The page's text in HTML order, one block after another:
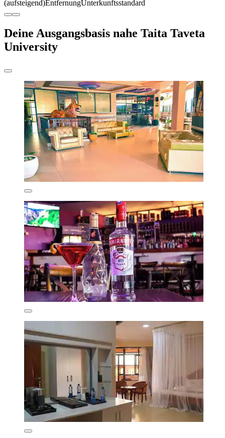
(aufsteigend)EntfernungUnterkunftsstandard
Deine Ausgangsbasis nahe Taita Taveta
University